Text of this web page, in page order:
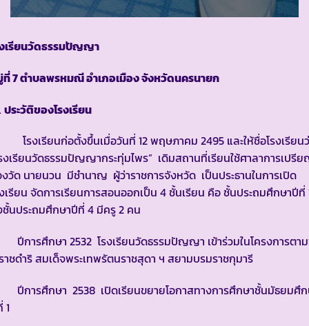
เรียนวัดธรรมปัญญา
ที่7ตำบลพรหมณี อำเภอเมือง จังหวัดนครนายก
ประวัติของโรงเรียน
เรียนก่อตั้งขึ้นเมื่อวันที่ 12 พฤษภาคม 2495 และให้ชื่อโรงเรียน
งเรียนวัดธรรมปัญญากระทุ่มไพร” เดิมสถานที่เรียนใช้ศาลาการเปรี
วัด นายนวน มีชำนาญ ผู้ว่าราชการจังหวัด เป็นประธานในการเปิด
เรียน จัดการเรียนการสอนออกเป็น 4 ชั้นเรียน คือ ชั้นประถมศึกษาปีที่
นประถมศึกษาปีที่ 4 มีครู 2 คน
รศึกษา 2532 โรงเรียนวัดธรรมปัญญา เข้าร่วมในโครงการตา
าชดำริ สมเด็จพระเทพรัตนราชสุดา ฯ สยามบรมราชกุมารี
ารศึกษา 2538 เปิดเรียนขยายโอกาสทางการศึกษาชั้นมัธยมศึก
1